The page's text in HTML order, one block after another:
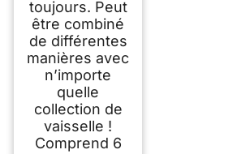
toujours. Peut
être combiné
de différentes
manières avec
n’importe
quelle
collection de
vaisselle !
Comprend 6